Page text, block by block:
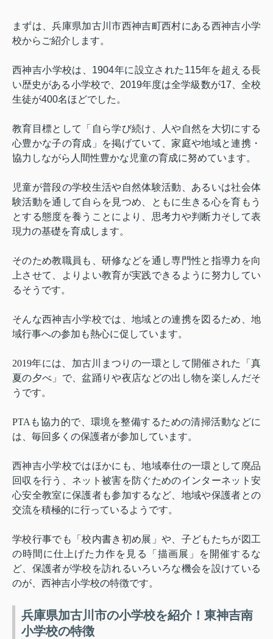
まずは、兵庫県加古川市西神吉町西村にある西神吉小学
校からご紹介します。
西神吉小学校は、 1904年に設立された 115年を超える長
い歴史がある小学校で、 2019年度は全学級数が17 、全校
生徒が400名ほどでした。
教育目標として「自ら学び続け、人や自然を大切にする
心豊かな子の育成」を掲げていて、家庭や地域と連携・
協力しながら人間性豊かな児童の育成に努めています。
児童が普段の学校生活や自然体験活動、あるいは社会体
験活動を通して自らを見つめ、ともに生きる心を育もう
とする態度を養うことにより、思考力や判断力そして表
現力の基礎を育成します。
そのため教職員も、研修などを通し専門性と指導力を向
上させて、よりよい教育が実践できるように努力してい
るそうです。
そんな西神吉小学校では、地域との連携を図るため、地
域行事への参加も熱心に促しています。
2019年には、加古川まつりの一環として開催された「真
夏の夕べ」で、盆踊りや夜店などの出し物を楽しんだそ
うです。
PTA も協力的で、環境を整備するための清掃活動などに
は、毎回多くの保護者が参加しています。
西神吉小学校ではほかにも、地域奉仕の一環として廃品
回収を行う、ネット被害を防ぐためのインターネット安
心安全教室に保護者も参加するなど、地域や保護者との
交流を積極的に行っているようです。
学校行事でも「校内書き初め展」や、子どもたちが図工
の時間に仕上げた力作を見る「描画展」を開催するな
ど、保護者が学校を訪れるいろいろな機会を設けている
のが、西神吉小学校の特徴です。
兵庫県加古川市の小学校を紹介！東神吉南
小学校の特徴